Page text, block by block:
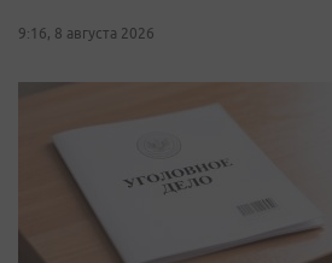
9:16, 8 августа 2026